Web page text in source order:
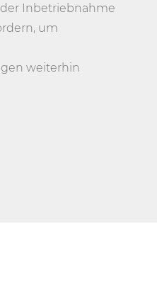
Inbetriebnahme
um
weiterhin